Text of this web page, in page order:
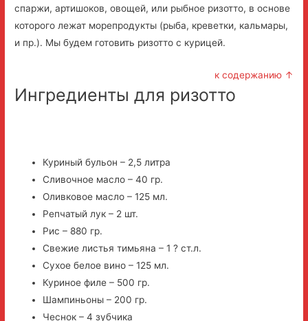
спаржи, артишоков, овощей, или рыбное ризотто, в основе
которого лежат морепродукты (рыба, креветки, кальмары,
и пр.). Мы будем готовить ризотто с курицей.
к содержанию ↑
Ингредиенты для ризотто
Куриный бульон – 2,5 литра
Сливочное масло – 40 гр.
Оливковое масло – 125 мл.
Репчатый лук – 2 шт.
Рис – 880 гр.
Свежие листья тимьяна – 1 ? ст.л.
Сухое белое вино – 125 мл.
Куриное филе – 500 гр.
Шампиньоны – 200 гр.
Чеснок – 4 зубчика